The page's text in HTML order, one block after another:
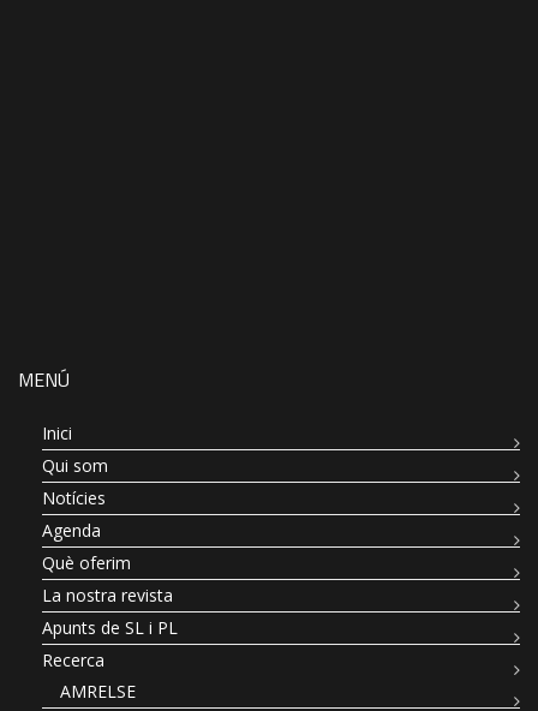
MENÚ
Inici
Qui som
Notícies
Agenda
Què oferim
La nostra revista
Apunts de SL i PL
Recerca
AMRELSE